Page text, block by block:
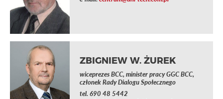
ZBIGNIEW W. ŻUREK
wiceprezes BCC, minister pracy GGC BCC,
członek Rady Dialogu Społecznego
tel. 690 48 5442